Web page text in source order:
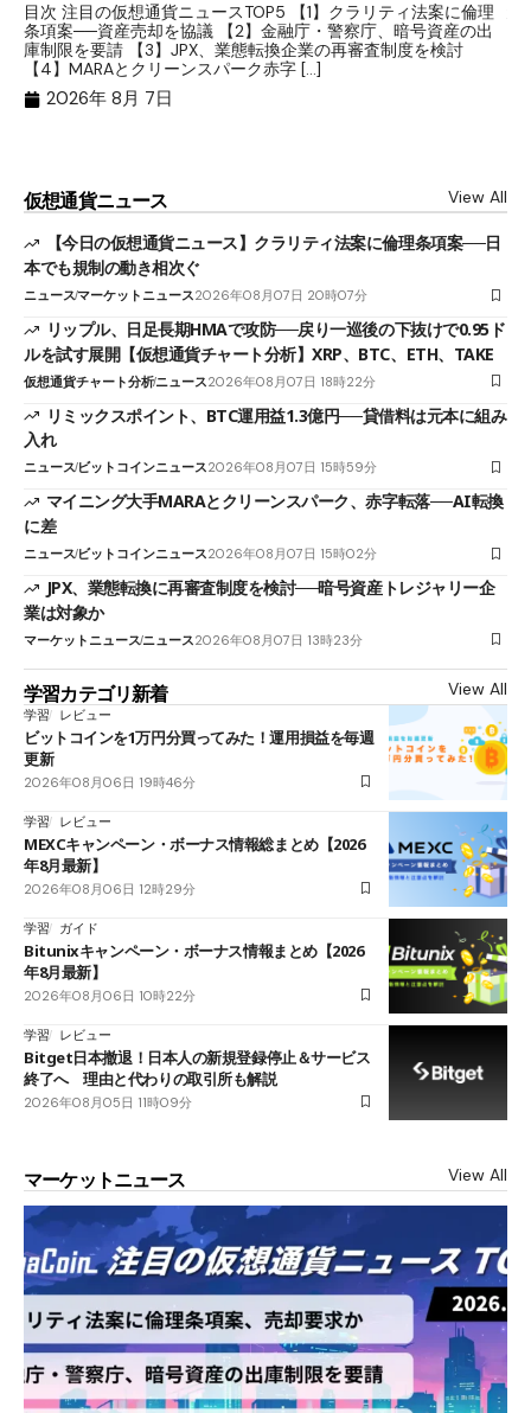
目次 注目の仮想通貨ニュースTOP5 【1】クラリティ法案に倫理
条項案──資産売却を協議 【2】金融庁・警察庁、暗号資産の出
庫制限を要請 【3】JPX、業態転換企業の再審査制度を検討
【4】MARAとクリーンスパーク赤字 […]
2026年 8月 7日
仮想通貨ニュース View All
【今日の仮想通貨ニュース】クラリティ法案に倫理条項案──日
本でも規制の動き相次ぐ
ニュースマーケットニュース2026年08月07日 20時07分
リップル、日足長期HMAで攻防──戻り一巡後の下抜けで0.95ド
ルを試す展開【仮想通貨チャート分析】XRP、BTC、ETH、TAKE
仮想通貨チャート分析ニュース2026年08月07日 18時22分
リミックスポイント、BTC運用益1.3億円──貸借料は元本に組み
入れ
ニュースビットコインニュース2026年08月07日 15時59分
マイニング大手MARAとクリーンスパーク、赤字転落──AI転換
に差
ニュースビットコインニュース2026年08月07日 15時02分
JPX、業態転換に再審査制度を検討──暗号資産トレジャリー企
業は対象か
マーケットニュースニュース2026年08月07日 13時23分
学習カテゴリ新着 View All
学習 レビュー
ビットコインを1万円分買ってみた！運用損益を毎週
更新
2026年08月06日 19時46分
学習 レビュー
MEXCキャンペーン・ボーナス情報総まとめ【2026
年8月最新】
2026年08月06日 12時29分
学習 ガイド
Bitunixキャンペーン・ボーナス情報まとめ【2026
年8月最新】
2026年08月06日 10時22分
学習 レビュー
Bitget日本撤退！日本人の新規登録停止＆サービス
終了へ 理由と代わりの取引所も解説
2026年08月05日 11時09分
マーケットニュース View All